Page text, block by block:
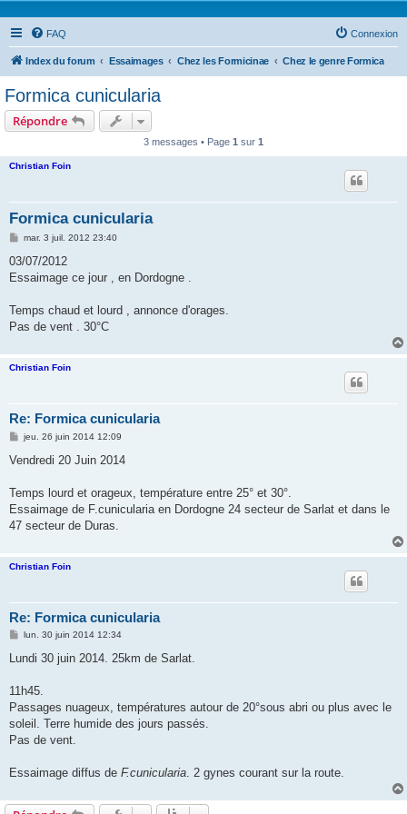
FAQ Connexion
Index du forum Essaimages Chez les Formicinae Chez le genre Formica
Formica cunicularia
Répondre
3 messages • Page 1 sur 1
Christian Foin
Formica cunicularia
M
s
a
mar. 3 juil. 2012 23:40
03/07/2012
Essaimage ce jour , en Dordogne .
Temps chaud et lourd , annonce d'orages.
Pas de vent . 30°C
Christian Foin
Re: Formica cunicularia
M
s
g
jeu. 26 juin 2014 12:09
Vendredi 20 Juin 2014
Temps lourd et orageux, température entre 25° et 30°.
Essaimage de F.cunicularia en Dordogne 24 secteur de Sarlat et dans le
47 secteur de Duras.
Christian Foin
Re: Formica cunicularia
M
s
g
lun. 30 juin 2014 12:34
Lundi 30 juin 2014. 25km de Sarlat.
11h45.
Passages nuageux, températures autour de 20°sous abri ou plus avec le
soleil. Terre humide des jours passés.
Pas de vent.
Essaimage diffus de F.cunicularia. 2 gynes courant sur la route.